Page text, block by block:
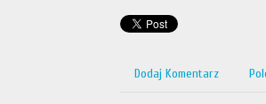
Dodaj Komentarz